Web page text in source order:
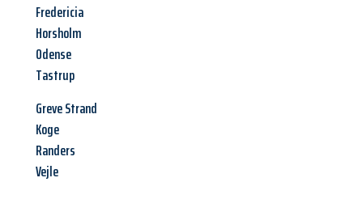
Fredericia
Horsholm
Odense
Tastrup
Greve Strand
Koge
Randers
Vejle